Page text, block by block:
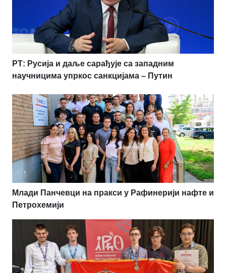
РТ: Русија и даље сарађује са западним
научницима упркос санкцијама – Путин
Млади Панчевци на пракси у Рафинерији нафте и
Петрохемији